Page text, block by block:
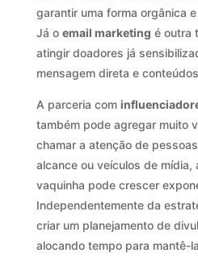
garantir uma forma orgânica
Já o email marketing é outra
atingir doadores já
mensagem direta e
A parceria com
também pode agregar muito
chamar a atenção de
alcance ou veículos de mídia,
vaquinha pode crescer
Independentemente da
criar um planejamento de
alocando tempo para mantê-